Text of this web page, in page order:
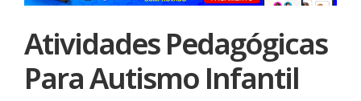
Atividades Pedagógicas
Para Autismo Infantil